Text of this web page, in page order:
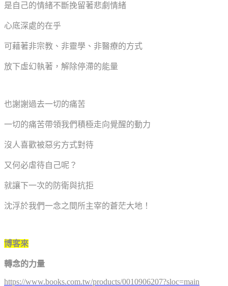
是自己的情緒不斷挽留著悲劇情緒
心底深處的在乎
可藉著非宗教、非靈學、非醫療的方式
放下虛幻執著，解除停滯的能量
也謝謝過去一切的痛苦
一切的痛苦帶領我們積極走向覺醒的動力
沒人喜歡被惡劣方式對待
又何必虐待自己呢？
就讓下一次的防衛與抗拒
沈浮於我們一念之間所主宰的蒼茫大地！
博客來
轉念的力量
https://www.books.com.tw/products/0010906207?sloc=main